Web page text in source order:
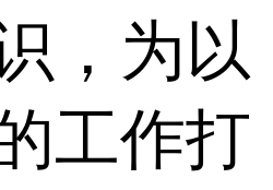
，为以
工作打